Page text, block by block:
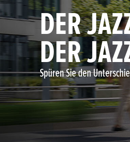
DER
DER
Spüren Sie den